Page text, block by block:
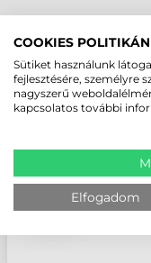
SATO
CL6NX PLUS, 203
COOKIES
Sütiket használunk
fejlesztésére, személyre
nagyszerű
kapcsolatos további
Elfogadom